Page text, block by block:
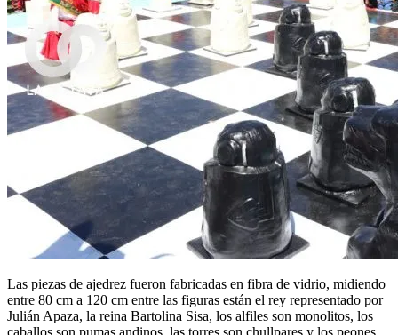
Las piezas de ajedrez fueron fabricadas en fibra de vidrio, midiendo
entre 80 cm a 120 cm entre las figuras están el rey representado por
Julián Apaza, la reina Bartolina Sisa, los alfiles son monolitos, los
caballos son pumas andinos, las torres son chullpares y los peones